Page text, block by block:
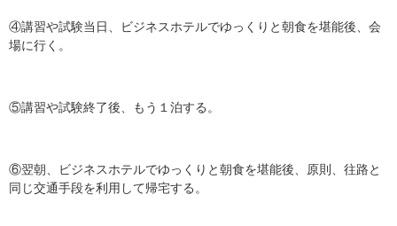
④講習や試験当日、ビジネスホテルでゆっくりと朝食を堪能後、会
場に行く。
⑤講習や試験終了後、もう１泊する。
⑥翌朝、ビジネスホテルでゆっくりと朝食を堪能後、原則、往路と
同じ交通手段を利用して帰宅する。